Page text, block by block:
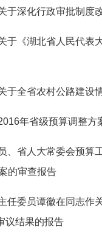
于深化行政审批制度
于《湖北省人民代表
于全省农村公路建设
年省级预算调整方
、省人大常委会预算
的审查报告
任委员谭徽在同志作
议结果的报告